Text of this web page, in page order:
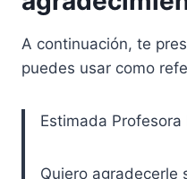
A continuación, te
puedes usar como
Estimada Profesora
Quiero agradecerle